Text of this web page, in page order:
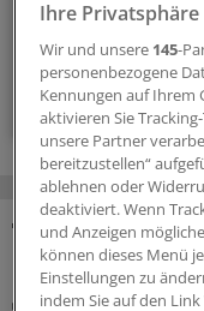
Zugriff auf
Kommentare
MEHR ZUM
Ihre
Wir und unsere 145-
personenbezogene
Kennungen auf Ihrem
aktivieren Sie
unsere Partner
bereitzustellen“
ablehnen oder
deaktiviert. Wenn
und Anzeigen
können dieses Menü
Einstellungen zu
indem Sie auf den